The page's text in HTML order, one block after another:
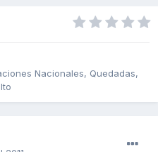
Nacionales, Quedadas,